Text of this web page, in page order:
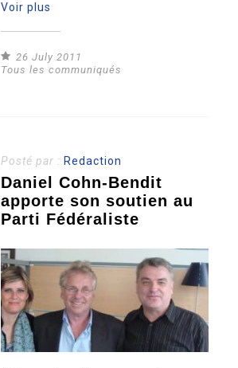
Voir plus
26 July 2011
Tous les communiqués
Posté par : Redaction
Daniel Cohn-Bendit
apporte son soutien au
Parti Fédéraliste